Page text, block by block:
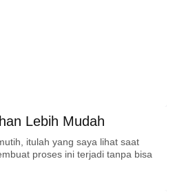
Lebih Mudah
itulah yang saya lihat saat
proses ini terjadi tanpa bisa